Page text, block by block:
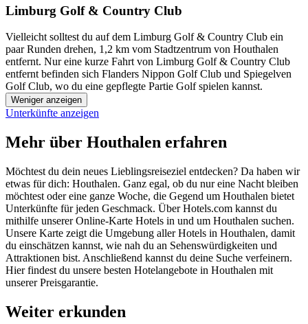
Limburg Golf & Country Club
Vielleicht solltest du auf dem Limburg Golf & Country Club ein
paar Runden drehen, 1,2 km vom Stadtzentrum von Houthalen
entfernt. Nur eine kurze Fahrt von Limburg Golf & Country Club
entfernt befinden sich Flanders Nippon Golf Club und Spiegelven
Golf Club, wo du eine gepflegte Partie Golf spielen kannst.
Weniger anzeigen
Unterkünfte anzeigen
Mehr über Houthalen erfahren
Möchtest du dein neues Lieblingsreiseziel entdecken? Da haben wir
etwas für dich: Houthalen. Ganz egal, ob du nur eine Nacht bleiben
möchtest oder eine ganze Woche, die Gegend um Houthalen bietet
Unterkünfte für jeden Geschmack. Über Hotels.com kannst du
mithilfe unserer Online-Karte Hotels in und um Houthalen suchen.
Unsere Karte zeigt die Umgebung aller Hotels in Houthalen, damit
du einschätzen kannst, wie nah du an Sehenswürdigkeiten und
Attraktionen bist. Anschließend kannst du deine Suche verfeinern.
Hier findest du unsere besten Hotelangebote in Houthalen mit
unserer Preisgarantie.
Weiter erkunden